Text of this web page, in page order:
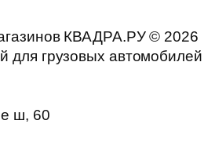
КВАДРА.РУ © 2026
для грузовых автомобилей
ш, 60